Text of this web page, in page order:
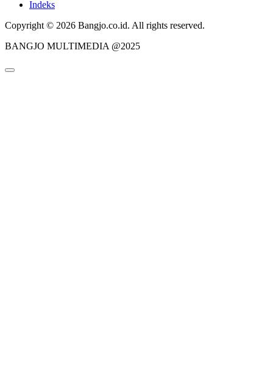
Indeks
Copyright © 2026 Bangjo.co.id. All rights reserved.
BANGJO MULTIMEDIA @2025